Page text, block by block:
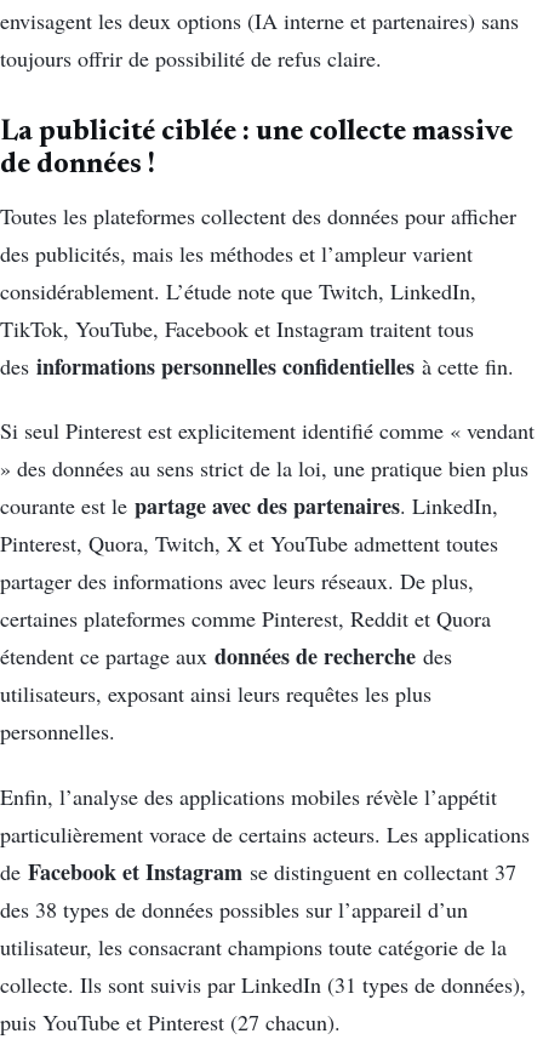
envisagent les deux options (IA interne et partenaires) sans
toujours offrir de possibilité de refus claire.
La publicité ciblée : une collecte massive
de données !
Toutes les plateformes collectent des données pour afficher
des publicités, mais les méthodes et l’ampleur varient
considérablement. L’étude note que Twitch, LinkedIn,
TikTok, YouTube, Facebook et Instagram traitent tous
des informations personnelles confidentielles à cette fin.
Si seul Pinterest est explicitement identifié comme « vendant
» des données au sens strict de la loi, une pratique bien plus
courante est le partage avec des partenaires. LinkedIn,
Pinterest, Quora, Twitch, X et YouTube admettent toutes
partager des informations avec leurs réseaux. De plus,
certaines plateformes comme Pinterest, Reddit et Quora
étendent ce partage aux données de recherche des
utilisateurs, exposant ainsi leurs requêtes les plus
personnelles.
Enfin, l’analyse des applications mobiles révèle l’appétit
particulièrement vorace de certains acteurs. Les applications
de Facebook et Instagram se distinguent en collectant 37
des 38 types de données possibles sur l’appareil d’un
utilisateur, les consacrant champions toute catégorie de la
collecte. Ils sont suivis par LinkedIn (31 types de données),
puis YouTube et Pinterest (27 chacun).